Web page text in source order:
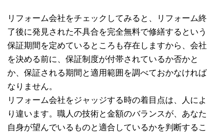
リフォーム会社をチェックしてみると、リフォーム終
了後に発見された不具合を完全無料で修繕するという
保証期間を定めているところも存在しますから、会社
を決める前に、保証制度が付帯されているか否かと
か、保証される期間と適用範囲を調べておかなければ
なりません。
リフォーム会社をジャッジする時の着目点は、人によ
り違います。職人の技術と金額のバランスが、あなた
自身が望んでいるものと適合しているかを判断するこ